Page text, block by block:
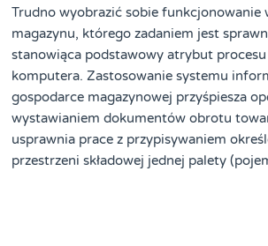
Trudno wyobrazić sobie funkcjonowanie
magazynu, którego zadaniem jest
stanowiąca podstawowy atrybut
komputera. Zastosowanie systemu
gospodarce magazynowej przyśpiesza
wystawianiem dokumentów obrotu
usprawnia prace z przypisywaniem
przestrzeni składowej jednej palety